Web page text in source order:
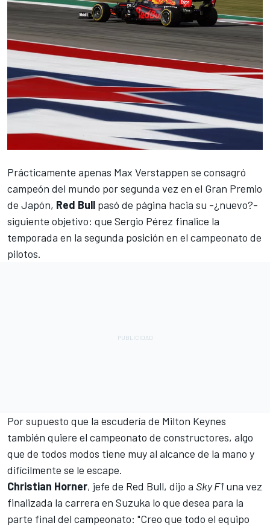
Prácticamente apenas Max Verstappen se consagró
campeón del mundo por segunda vez en el Gran Premio
de Japón, Red Bull pasó de página hacia su -¿nuevo?-
siguiente objetivo: que Sergio Pérez finalice la
temporada en la segunda posición en el campeonato de
pilotos.
Por supuesto que la escudería de Milton Keynes
también quiere el campeonato de constructores, algo
que de todos modos tiene muy al alcance de la mano y
difícilmente se le escape.
Christian Horner, jefe de Red Bull, dijo a Sky F1 una vez
finalizada la carrera en Suzuka lo que desea para la
parte final del campeonato: "Creo que todo el equipo